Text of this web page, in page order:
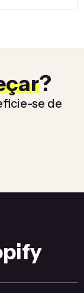
?
se de